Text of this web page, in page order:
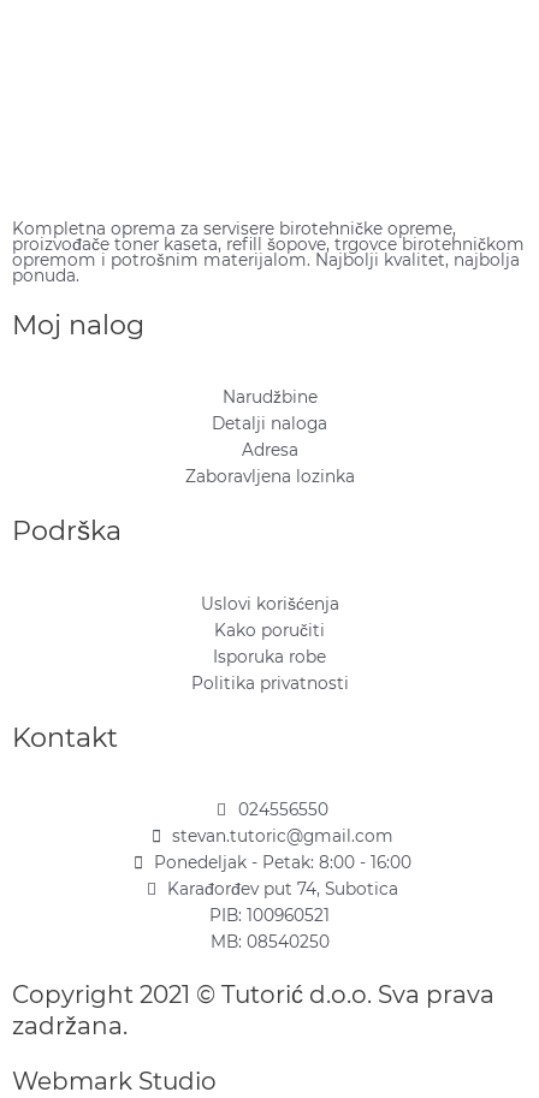
Kompletna oprema za servisere birotehničke opreme,
proizvođače toner kaseta, refill šopove, trgovce birotehničkom
opremom i potrošnim materijalom. Najbolji kvalitet, najbolja
ponuda.
Moj nalog
Narudžbine
Detalji naloga
Adresa
Zaboravljena lozinka
Podrška
Uslovi korišćenja
Kako poručiti
Isporuka robe
Politika privatnosti
Kontakt
024556550
stevan.tutoric@gmail.com
Ponedeljak - Petak: 8:00 - 16:00
Karađorđev put 74, Subotica
PIB: 100960521
MB: 08540250
Copyright 2021 © Tutorić d.o.o. Sva prava
zadržana.
Webmark Studio